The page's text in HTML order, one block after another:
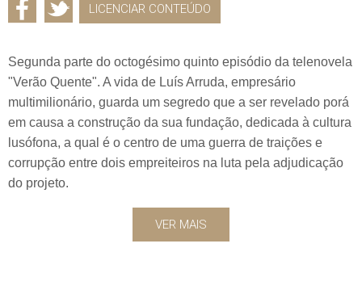
LICENCIAR CONTEÚDO
Segunda parte do octogésimo quinto episódio da telenovela
"Verão Quente". A vida de Luís Arruda, empresário
multimilionário, guarda um segredo que a ser revelado porá
em causa a construção da sua fundação, dedicada à cultura
lusófona, a qual é o centro de uma guerra de traições e
corrupção entre dois empreiteiros na luta pela adjudicação
do projeto.
VER MAIS